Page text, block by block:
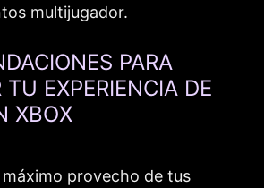
multijugador.
PARA
TU EXPERIENCIA DE
XBOX
máximo provecho de tus